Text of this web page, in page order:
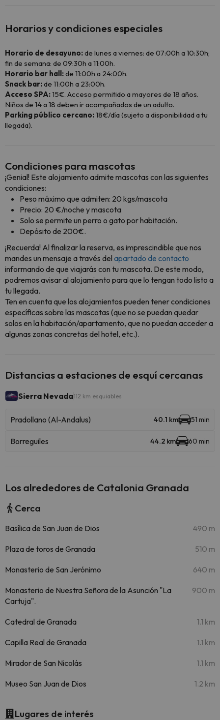
Horarios y condiciones especiales
Horario de desayuno:de lunes a viernes: de 07:00h a 10:30h;
fin de semana: de 09:30h a 11:00h.
Horario bar hall:de 11:00h a 24:00h.
Snack bar:de 11:00h a 23:00h.
Acceso SPA:15€. Acceso permitido a mayores de 18 años.
Niños de 14 a 18 deben ir acompañados de un adulto.
Parking público cercano:18€/día (sujeto a disponibilidad a tu
llegada).
Condiciones para mascotas
¡Genial! Este alojamiento admite mascotas con las siguientes
condiciones:
Peso máximo que admiten: 20 kgs/mascota
Precio: 20 €/noche y mascota
Solo se permite un perro o gato por habitación.
Depósito de 200€.
¡Recuerda! Al finalizar la reserva, es imprescindible que nos
mandes un mensaje a través del apartado de contacto
informando de que viajarás con tu mascota. De este modo,
podremos avisar al alojamiento para que lo tengan todo listo a
tu llegada.
Ten en cuenta que los alojamientos pueden tener condiciones
específicas sobre las mascotas (que no se puedan quedar
solos en la habitación/apartamento, que no puedan acceder a
algunas zonas concretas del hotel, etc.).
Distancias a estaciones de esquí cercanas
Sierra Nevada112 km esquiables
Pradollano (Al-Andalus) 40.1 km 51 min
Borreguiles 44.2 km 60 min
Los alrededores de Catalonia Granada
Cerca
Basílica de San Juan de Dios 490 m
Plaza de toros de Granada 510 m
Monasterio de San Jerónimo 640 m
Monasterio de Nuestra Señora de la Asunción "La
Cartuja".
900 m
Catedral de Granada 1.1 km
Capilla Real de Granada 1.1 km
Mirador de San Nicolás 1.1 km
Museo San Juan de Dios 1.2 km
Lugares de interés